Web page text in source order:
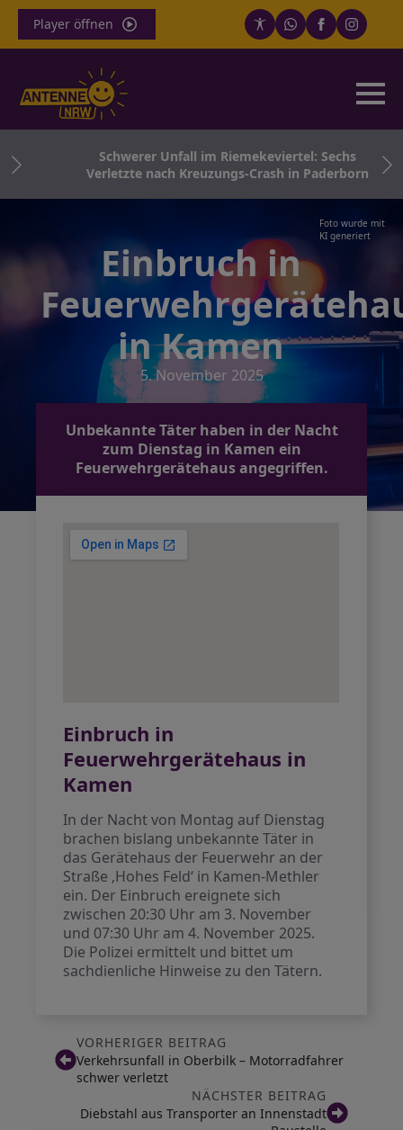
Player öffnen
Schwerer Unfall im Riemekeviertel: Sechs
Verletzte nach Kreuzungs-Crash in Paderborn
Foto wurde mit
KI generiert
Einbruch in
in Kamen
5. November 2025
Unbekannte Täter haben in der Nacht
zum Dienstag in Kamen ein
Feuerwehrgerätehaus angegriffen.
Einbruch in
Feuerwehrgerätehaus in
Kamen
In der Nacht von Montag auf Dienstag
brachen bislang unbekannte Täter in
das Gerätehaus der Feuerwehr an der
Straße ‚Hohes Feld‘ in Kamen-Methler
ein. Der Einbruch ereignete sich
zwischen 20:30 Uhr am 3. November
und 07:30 Uhr am 4. November 2025.
Die Polizei ermittelt und bittet um
sachdienliche Hinweise zu den Tätern.
VORHERIGER BEITRAG
Verkehrsunfall in Oberbilk – Motorradfahrer
schwer verletzt
NÄCHSTER BEITRAG
Diebstahl aus Transporter an Innenstadt